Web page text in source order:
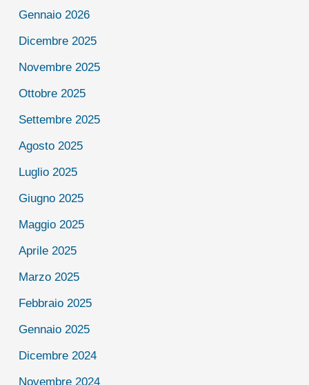
Gennaio 2026
Dicembre 2025
Novembre 2025
Ottobre 2025
Settembre 2025
Agosto 2025
Luglio 2025
Giugno 2025
Maggio 2025
Aprile 2025
Marzo 2025
Febbraio 2025
Gennaio 2025
Dicembre 2024
Novembre 2024